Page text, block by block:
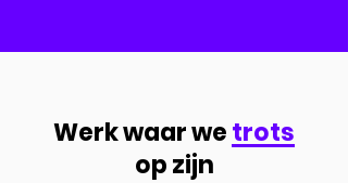
Werk waar wetrots
op zijn